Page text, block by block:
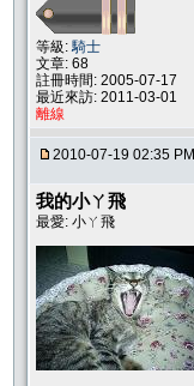
等級:騎士
文章: 68
註冊時間: 2005-07-17
最近來訪: 2011-03-01
離線
2010-07-19 02:35 PM
我的小ㄚ飛
最愛: 小ㄚ飛